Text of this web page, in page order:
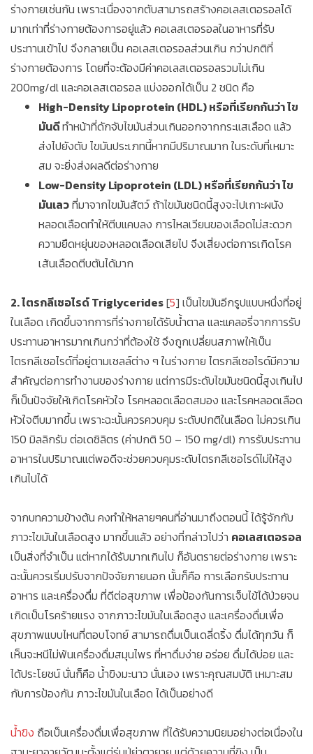
ร่างกายเช่นกัน เพราะเนื่องจากตับสามารถสร้างคอเลสเตอรอลได้
มากเท่าที่ร่างกายต้องการอยู่แล้ว คอเลสเตอรอลในอาหารที่รับ
ประทานเข้าไป จึงกลายเป็น คอเลสเตอรอลส่วนเกิน กว่าปกติที่
ร่างกายต้องการ โดยที่จะต้องมีค่าคอเลสเตอรอลรวมไม่เกิน
200mg/dl และคอเลสเตอรอล แบ่งออกได้เป็น 2 ชนิด คือ
High-Density Lipoprotein (HDL) หรือที่เรียกกันว่า ไข
มันดีทำหน้าที่ดักจับไขมันส่วนเกินออกจากกระแสเลือด แล้ว
ส่งไปยังตับ ไขมันประเภทนี้หากมีปริมาณมาก ในระดับที่เหมาะ
สม จะยิ่งส่งผลดีต่อร่างกาย
Low-Density Lipoprotein (LDL) หรือที่เรียกกันว่า ไข
มันเลวที่มาจากไขมันสัตว์ ถ้าไขมันชนิดนี้สูงจะไปเกาะผนัง
หลอดเลือดทำให้ตีบแคบลง การไหลเวียนของเลือดไม่สะดวก
ความยืดหยุ่นของหลอดเลือดเสียไป จึงเสี่ยงต่อการเกิดโรค
เส้นเลือดตีบตันได้มาก
2. ไตรกลีเซอไรด์ Triglycerides[5] เป็นไขมันอีกรูปแบบหนึ่งที่อยู่
ในเลือด เกิดขึ้นจากการที่ร่างกายได้รับน้ำตาล และแคลอรี่จากการรับ
ประทานอาหารมากเกินกว่าที่ต้องใช้ จึงถูกเปลี่ยนสภาพให้เป็น
ไตรกลีเซอไรด์ที่อยู่ตามเซลล์ต่าง ๆ ในร่างกาย ไตรกลีเซอไรด์มีความ
สำคัญต่อการทำงานของร่างกาย แต่การมีระดับไขมันชนิดนี้สูงเกินไป
ก็เป็นปัจจัยให้เกิดโรคหัวใจ โรคหลอดเลือดสมอง และโรคหลอดเลือด
หัวใจตีบมากขึ้น เพราะฉะนั้นควรควบคุม ระดับปกติในเลือด ไม่ควรเกิน
150 มิลลิกรัม ต่อเดซิลิตร (ค่าปกติ 50 – 150 mg/dl) การรับประทาน
อาหารในปริมาณแต่พอดีจะช่วยควบคุมระดับไตรกลีเซอไรด์ไม่ให้สูง
เกินไปได้
จากบทความข้างต้น คงทำให้หลายๆคนที่อ่านมาถึงตอนนี้ ได้รู้จักกับ
ภาวะไขมันในเลือดสูง มากขึ้นแล้ว อย่างที่กล่าวไปว่า คอเลสเตอรอล
เป็นสิ่งที่จำเป็น แต่หากได้รับมากเกินไป ก็อันตรายต่อร่างกาย เพราะ
ฉะนั้นควรเริ่มปรับจากปัจจัยภายนอก นั้นก็คือ การเลือกรับประทาน
อาหาร และเครื่องดื่ม ที่ดีต่อสุขภาพ เพื่อป้องกันการเจ็บไข้ได้ป่วยจน
เกิดเป็นโรคร้ายแรง จากภาวะไขมันในเลือดสูง และเครื่องดื่มเพื่อ
สุขภาพแบบไหนที่ตอบโจทย์ สามารถดื่มเป็นเดลี่ดริ้ง ดื่มได้ทุกวัน ก็
เห็นจะหนีไม่พ้นเครื่องดื่มสมุนไพร ที่หาดื่มง่าย อร่อย ดื่มได้บ่อย และ
ได้ประโยชน์ นั่นก็คือ น้ำขิงมะนาว นั่นเอง เพราะคุณสมบัติ เหมาะสม
กับการป้องกัน ภาวะไขมันในเลือด ได้เป็นอย่างดี
น้ำขิง ถือเป็นเครื่องดื่มเพื่อสุขภาพ ที่ได้รับความนิยมอย่างต่อเนื่องใน